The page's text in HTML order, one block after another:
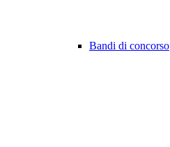
Bandi di concorso